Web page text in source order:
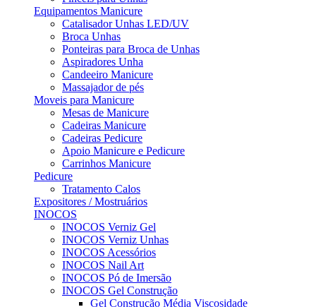
Equipamentos Manicure
Catalisador Unhas LED/UV
Broca Unhas
Ponteiras para Broca de Unhas
Aspiradores Unha
Candeeiro Manicure
Massajador de pés
Moveis para Manicure
Mesas de Manicure
Cadeiras Manicure
Cadeiras Pedicure
Apoio Manicure e Pedicure
Carrinhos Manicure
Pedicure
Tratamento Calos
Expositores / Mostruários
INOCOS
INOCOS Verniz Gel
INOCOS Verniz Unhas
INOCOS Acessórios
INOCOS Nail Art
INOCOS Pó de Imersão
INOCOS Gel Construção
Gel Construção Média Viscosidade